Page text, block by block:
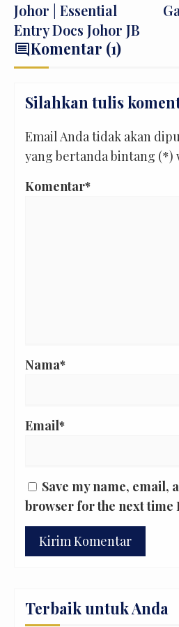
Johor | Essential
Entry Docs Johor JB
commentKomentar (1)
Silahkan tulis
Email Anda tidak akan
yang bertanda bintang (*)
Komentar*
Nama*
Email*
Save my name, email,
browser for the next time
Terbaik untuk Anda